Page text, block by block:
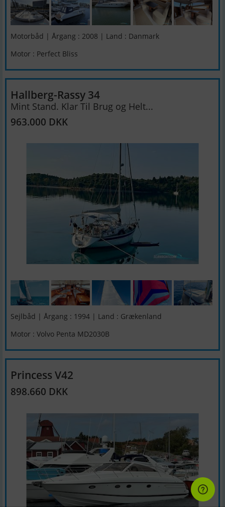
Motorbåd | Årgang : 2008 | Land : Danmark
Motor : Perfect Bliss
Hallberg-Rassy 34
Mint Stand. Klar Til Brug og Helt...
963.000 DKK
Sejlbåd | Årgang : 1994 | Land : Grækenland
Motor : Volvo Penta MD2030B
Princess V42
898.660 DKK